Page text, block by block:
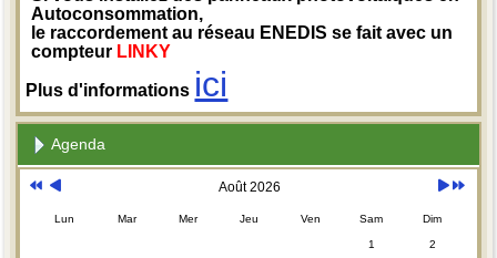
Autoconsommation,
le raccordement au réseau ENEDIS se fait avec un
compteur LINKY
Plus d'informations ici
Agenda
Août 2026
Lun Mar Mer Jeu Ven Sam Dim
1 2